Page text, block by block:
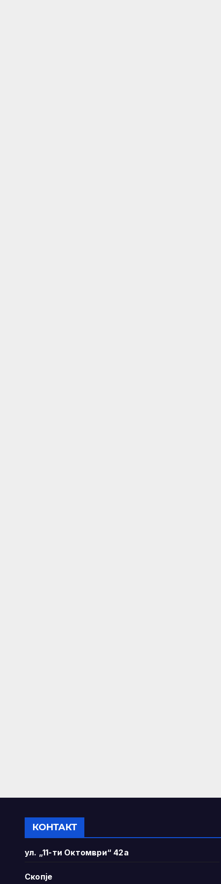
КОНТАКТ
ул. „11-ти Октомври“ 42а
Скопје